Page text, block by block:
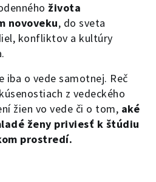
života
novoveku, do sveta
konfliktov a kultúry
iba o vede samotnej. Reč
z vedeckého
žien vo vede či o tom, aké
ženy priviesť k štúdiu
prostredí.